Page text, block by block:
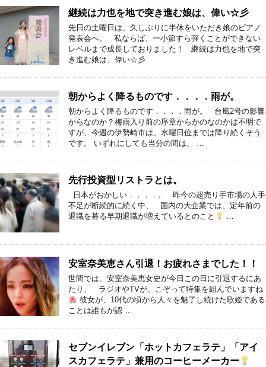
継続は力也を地で突き進む娘は、偉い☆彡
先日の土曜日は、久しぶりに半休をいただき娘のピアノ
発表会へ。 私ならば、一小節すら弾くことができない
レベルまで成長しておりました！ 継続は力也を地で突
き進む娘は、偉い☆彡
朝からよく降るものです．．．．雨が。
朝からよく降るものです．．．．雨が。 台風2号の影響
からなのか？梅雨入り前の序章からかのなのかは不明で
すが、今週の伊勢崎市は、水曜日位までは降り続くそう
です。 いずれにしても当分の間は、 …
先行投資型リストラとは。
日本がおかしい．．．．。 昨今の超売り手市場の人手
不足が断続的に続く中、 国内の大企業では、定年前の
退職を募る早期退職が増えているとのこと
…
安室奈美恵さん引退！お疲れさまでした！！
世間では、安室奈美恵女史が今日この日に引退するにあ
たり、 ラジオやTVが、こぞって特集を組んでいますね
彼女が、10代の頃から人々を魅了し続けた歌姫である
ことは誰もが認 …
セブンイレブン「ホットカフェラテ」「アイ
スカフェラテ」兼用のコーヒーメーカー